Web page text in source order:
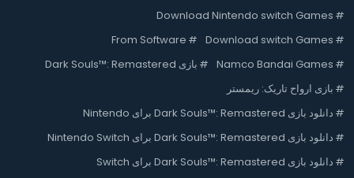
#
Download Nintendo switch Games
#
Download switch Games
#
From Software
#
Namco Bandai Games
# بازی Dark Souls™: Remastered
# بازی ارواح تاریک: ریمستر
# دانلود بازی Dark Souls™: Remastered برای Nintendo
# دانلود بازی Dark Souls™: Remastered برای Nintendo Switch
# دانلود بازی Dark Souls™: Remastered برای Switch